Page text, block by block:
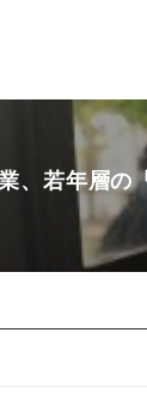
、若年層の